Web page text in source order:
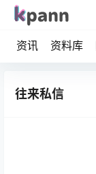
资讯 资料库
往来私信